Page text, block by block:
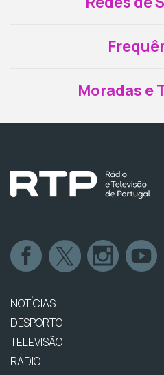
Moradas e
NOTÍCIAS
DESPORTO
TELEVISÃO
RÁDIO